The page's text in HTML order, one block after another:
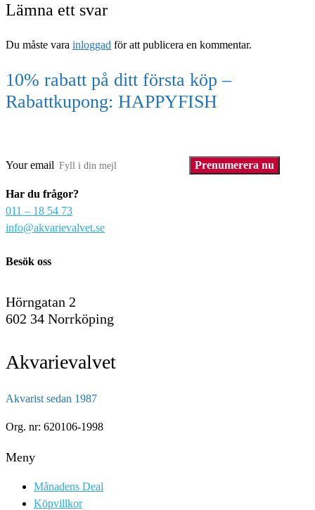
Lämna ett svar
Du måste vara inloggad för att publicera en kommentar.
10% rabatt på ditt första köp –
Rabattkupong: HAPPYFISH
Your email Prenumerera nu
Har du frågor?
011 – 18 54 73
info@akvarievalvet.se
Besök oss
Hörngatan 2
602 34 Norrköping
Akvarievalvet
Akvarist sedan 1987
Org. nr: 620106-1998
Meny
Månadens Deal
Köpvillkor